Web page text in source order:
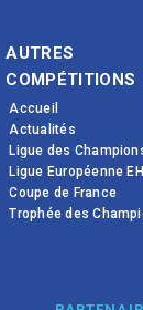
AUTRES
COMPÉTITIONS
Accueil
Actualités
Ligue des
Ligue Européenne
Coupe de France
Trophée des